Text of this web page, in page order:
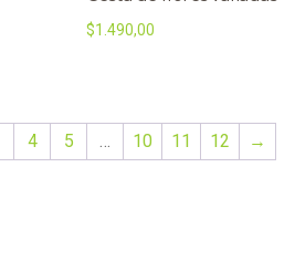
$1.490,00
4 5 … 10 11 12 →